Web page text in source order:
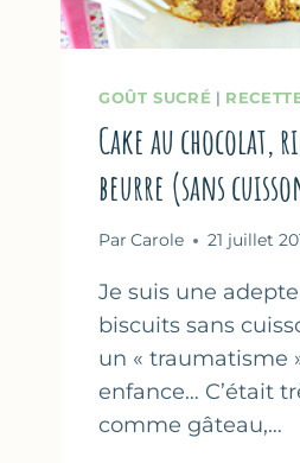
GOÛT SUCRÉ |
Cake au chocolat,
beurre (sans
Par Carole 21 juillet
Je suis une
biscuits sans
un « traumatisme
enfance… C’était
comme gâteau,…